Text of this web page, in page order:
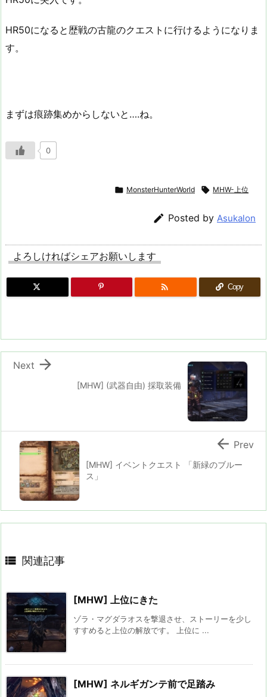
HR50になると歴戦の古龍のクエストに行けるようになりま
す。
まずは痕跡集めからしないと….ね。
0
 MonsterHunterWorld  MHW-上位
 Posted by Asukalon
よろしければシェアお願いします
 Copy
[MHW] (武器自由) 採取装備

Next
[MHW] イベントクエスト 「新緑のブルー
ス」
 Prev
 関連記事
[MHW] 上位にきた
ゾラ・マグダラオスを撃退させ、ストーリーを少し
すすめると上位の解放です。 上位に ...
[MHW] ネルギガンテ前で足踏み